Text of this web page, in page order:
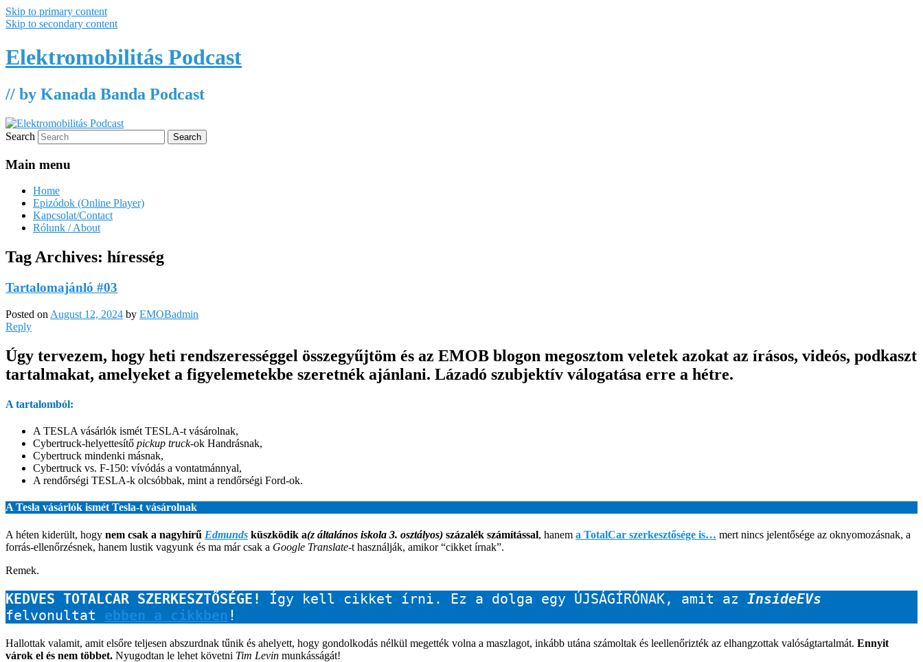
Skip to primary content
Skip to secondary content
Elektromobilitás Podcast
// by Kanada Banda Podcast
Search
Main menu
Home
Epizódok (Online Player)
Kapcsolat/Contact
Rólunk / About
Tag Archives: híresség
Tartalomajánló #03
Posted on August 12, 2024 by EMOBadmin
Reply
Úgy tervezem, hogy heti rendszerességgel összegyűjtöm és az EMOB blogon megosztom veletek azokat az írásos, videós, podkaszt
tartalmakat, amelyeket a figyelemetekbe szeretnék ajánlani. Lázadó szubjektív válogatása erre a hétre.
A tartalomból:
A TESLA vásárlók ismét TESLA-t vásárolnak,
Cybertruck-helyettesítő pickup truck-ok Handrásnak,
Cybertruck mindenki másnak,
Cybertruck vs. F-150: vívódás a vontatmánnyal,
A rendőrségi TESLA-k olcsóbbak, mint a rendőrségi Ford-ok.
A Tesla vásárlók ismét Tesla-t vásárolnak
A héten kiderült, hogy nem csak a nagyhírű Edmunds küszködik a(z általános iskola 3. osztályos) százalék számítással, hanem a TotalCar szerkesztősége is… mert nincs jelentősége az oknyomozásnak, a
forrás-ellenőrzésnek, hanem lustik vagyunk és ma már csak a Google Translate-t használják, amikor “cikket írnak”.
Remek.
KEDVES TOTALCAR SZERKESZTŐSÉGE! Így kell cikket írni. Ez a dolga egy ÚJSÁGÍRÓNAK, amit az InsideEVs
felvonultat ebben a cikkben !
Hallottak valamit, amit elsőre teljesen abszurdnak tűnik és ahelyett, hogy gondolkodás nélkül megették volna a maszlagot, inkább utána számoltak és leellenőrizték az elhangzottak valóságtartalmát. Ennyit
várok el és nem többet. Nyugodtan le lehet követni Tim Levin munkásságát!